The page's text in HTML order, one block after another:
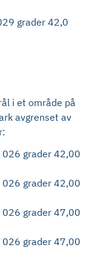
grader 42,0
i et område på
avgrenset av
grader 42,00
grader 42,00
grader 47,00
grader 47,00